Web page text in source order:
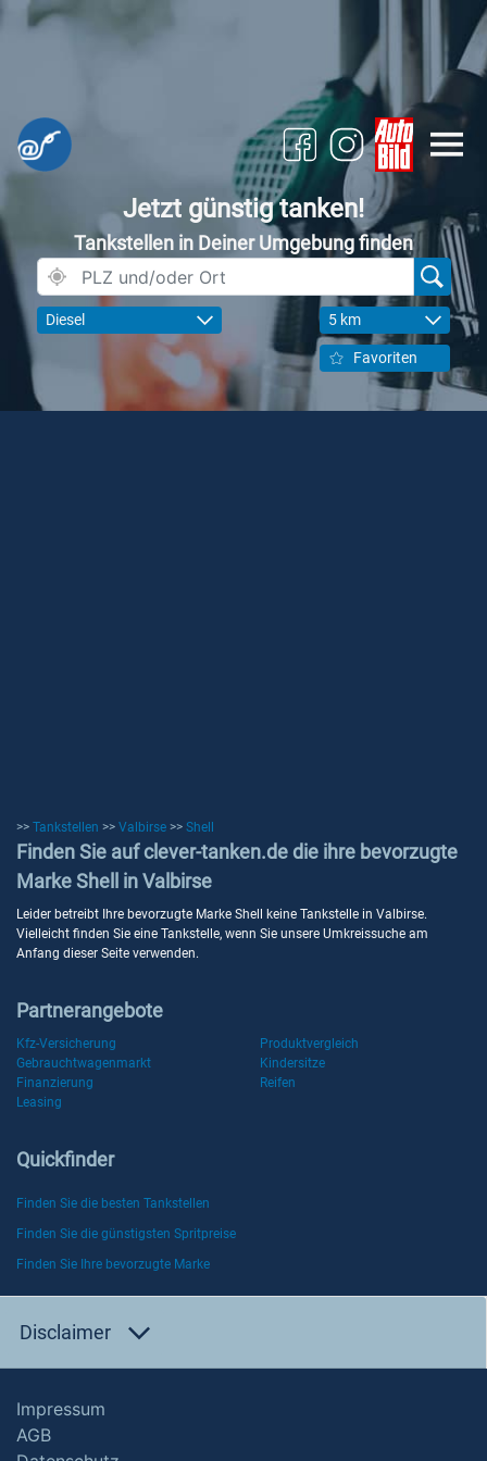
Jetzt günstig tanken!
Tankstellen in Deiner Umgebung finden
Diesel 5 km
Favoriten
>> Tankstellen >> Valbirse >> Shell
Finden Sie auf clever-tanken.de die ihre bevorzugte
Marke Shell in Valbirse
Leider betreibt Ihre bevorzugte Marke Shell keine Tankstelle in Valbirse.
Vielleicht finden Sie eine Tankstelle, wenn Sie unsere Umkreissuche am
Anfang dieser Seite verwenden.
Partnerangebote
Kfz-Versicherung
Produktvergleich
Gebrauchtwagenmarkt
Kindersitze
Finanzierung
Reifen
Leasing
Quickfinder
Finden Sie die besten Tankstellen
Finden Sie die günstigsten Spritpreise
Finden Sie Ihre bevorzugte Marke
Disclaimer
Impressum
AGB